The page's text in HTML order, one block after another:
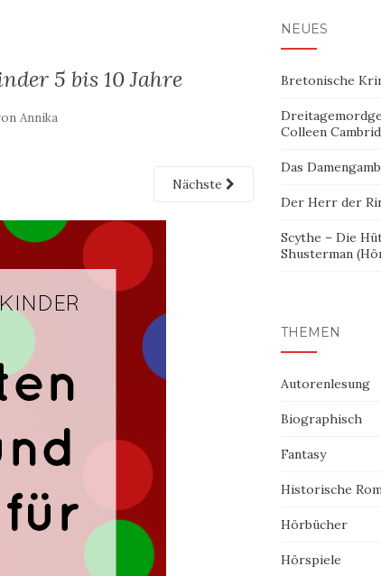
5 bis 10 Jahre
Annika
Nächste
NEUES
Bretonische
Colleen
Das
Der Herr der
Scythe – Die
Shusterman
THEMEN
Autorenlesung
Biographisch
Fantasy
Historische
Hörbücher
Hörspiele